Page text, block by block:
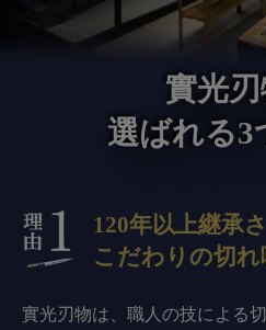
實光
選ばれる3
120年以上継承
こだわりの切れ
實光刃物は、職人の技による